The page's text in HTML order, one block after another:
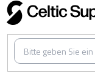
Zum
Inhalt
springen